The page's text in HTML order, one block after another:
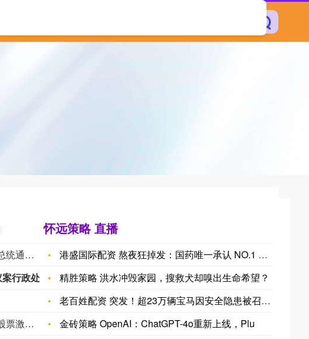
克里姆林宫：普京与阿联酋总统通电话，讨论了中东问题。
市场监管总局发布巴中市道路运输协会组织12家机动车驾驶员培训机构达成并实施垄断协议案行政处罚决定书
四川省市场监督管理局于2024年9月对巴中市道路运输协
金宏气体公告称，2026年限制性股票激励计划于8月6日完成登记，授予数量为577.1万股，授予人数186人，授予价格23元/股，股票来源为回购股份和发行股份。激励计划有效期最长不超36个月，限售期为12个月和24个月，解除限售比例均为50%。公司已收到激励对象缴纳的认购款1.33亿元，资金用于补充流动资金。授予后公司总股本增加至5.36亿股，实际控制人及其一致行动人持股比例被动稀释至36.99%。预计激励计划费用摊销将对各期净利润有影响。
怀远策略 直播
港盛国际配资 熬夜狂掉发：国药唯一承认 NO.1 防脱液 好
精胜策略 洪水冲毁家园，搜救犬却嗅出生命希望？
老百姓配资 突发！超23万辆宝马因安全隐患被召回 i系列成“
金砖策略 OpenAI：ChatGPT-4o重新上线，Plu